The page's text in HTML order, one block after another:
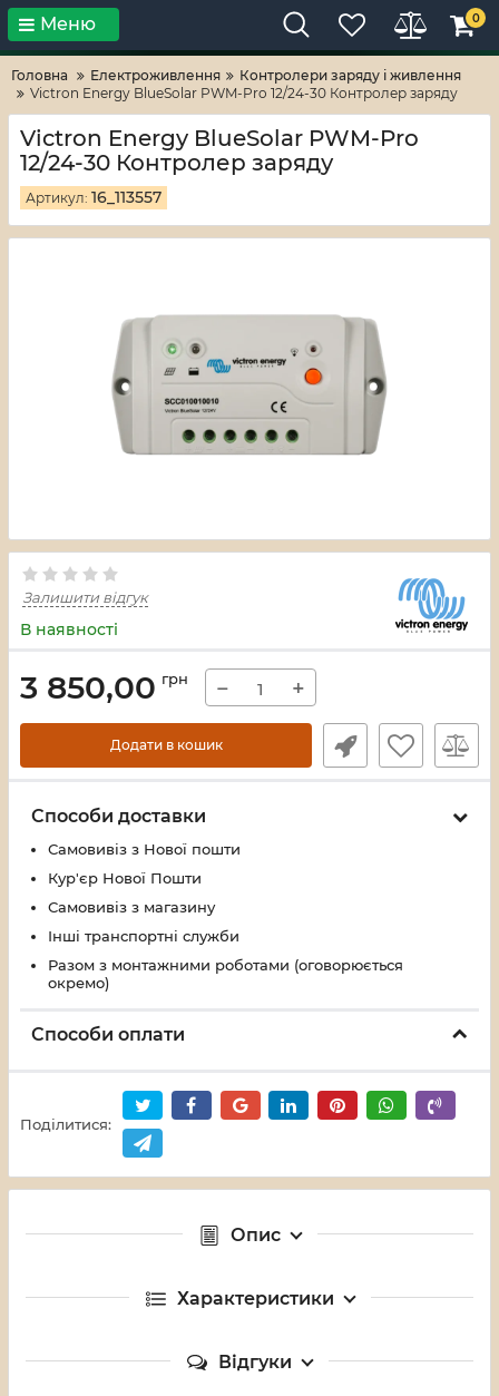
Тільки високі технології! RV-ZAFT
Меню 0
Головна Електроживлення
Контролери заряду і живлення
Victron Energy BlueSolar PWM-Pro 12/24-30 Контролер заряду
Victron Energy BlueSolar PWM-Pro
12/24-30 Контролер заряду
Артикул: 16_113557
Залишити відгук
В наявності
3 850,00 грн − +
Додати в кошик
Способи доставки
Самовивіз з Нової пошти
Кур'єр Нової Пошти
Самовивіз з магазину
Інші транспортні служби
Разом з монтажними роботами (оговорюється
окремо)
Способи оплати
Поділитися:
Опис
Характеристики
Відгуки